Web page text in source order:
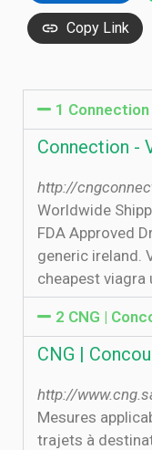
Copy Link
1
Connection -
http://
Worldwide
FDA Approved
generic ireland.
cheapest viagra
2 CNG |
CNG |
http://
Mesures
trajets à